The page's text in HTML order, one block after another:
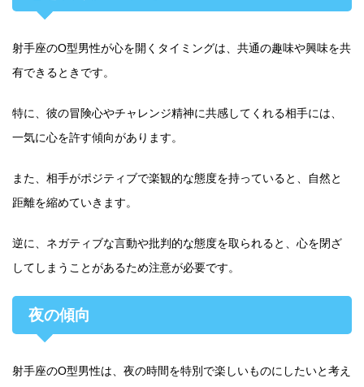
射手座のO型男性が心を開くタイミングは、共通の趣味や興味を共
有できるときです。
特に、彼の冒険心やチャレンジ精神に共感してくれる相手には、
一気に心を許す傾向があります。
また、相手がポジティブで楽観的な態度を持っていると、自然と
距離を縮めていきます。
逆に、ネガティブな言動や批判的な態度を取られると、心を閉ざ
してしまうことがあるため注意が必要です。
夜の傾向
射手座のO型男性は、夜の時間を特別で楽しいものにしたいと考え